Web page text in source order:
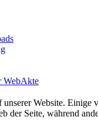
WebAkte
Website. Einige
der Seite, während